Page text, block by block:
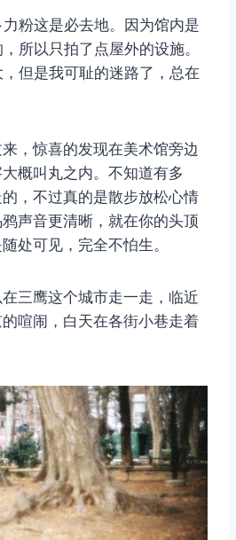
粉这是必去地。因为馆内是
所以只拍了点屋外的设施。
但是我可耻的迷路了，总在
，惊喜的发现在美术馆旁边
概叫丸之内。不知道有多
，不过真的是散步放松心情
声音更清晰，就在你的头顶
处可见，完全不怕生。
三鹰这个城市走一走，临近
喧闹，白天在各街小巷走着